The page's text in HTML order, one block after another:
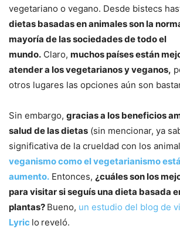
vegetariano o vegano. Desde bistecs
dietas basadas en animales son la
mayoría de las sociedades de todo el
mundo. Claro, muchos países están
atender a los vegetarianos y veganos,
otros lugares las opciones aún son
Sin embargo, gracias a los beneficios
salud de las dietas (sin mencionar, ya
significativa de la crueldad con los
veganismo como el vegetarianismo
aumento. Entonces, ¿cuáles son los
para visitar si seguís una dieta basada
plantas? Bueno, un estudio del blog de
Lyric lo reveló.